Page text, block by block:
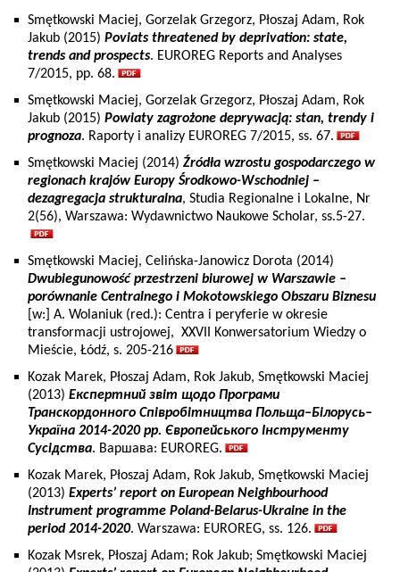
Smętkowski Maciej, Gorzelak Grzegorz, Płoszaj Adam, Rok
Jakub (2015) Poviats threatened by deprivation: state,
trends and prospects. EUROREG Reports and Analyses
7/2015, pp. 68.
Smętkowski Maciej, Gorzelak Grzegorz, Płoszaj Adam, Rok
Jakub (2015) Powiaty zagrożone deprywacją: stan, trendy i
prognoza. Raporty i analizy EUROREG 7/2015, ss. 67.
Smętkowski Maciej (2014) Źródła wzrostu gospodarczego w
regionach krajów Europy Środkowo-Wschodniej –
dezagregacja strukturalna, Studia Regionalne i Lokalne, Nr
2(56), Warszawa: Wydawnictwo Naukowe Scholar, ss.5-27.
Smętkowski Maciej, Celińska-Janowicz Dorota (2014)
Dwubiegunowość przestrzeni biurowej w Warszawie –
porównanie Centralnego i Mokotowskiego Obszaru Biznesu
[w:] A. Wolaniuk (red.): Centra i peryferie w okresie
transformacji ustrojowej, XXVII Konwersatorium Wiedzy o
Mieście, Łódź, s. 205-216
Kozak Marek, Płoszaj Adam, Rok Jakub, Smętkowski Maciej
(2013) Експертний звіт щодо Програми
Транскордонного Співробітництва Польща–Білорусь–
Україна 2014-2020 рр. Європейського Інструменту
Сусідства. Варшава: EUROREG.
Kozak Marek, Płoszaj Adam, Rok Jakub, Smętkowski Maciej
(2013) Experts’ report on European Neighbourhood
Instrument programme Poland-Belarus-Ukraine in the
period 2014-2020. Warszawa: EUROREG, ss. 126.
Kozak Msrek, Płoszaj Adam; Rok Jakub; Smętkowski Maciej